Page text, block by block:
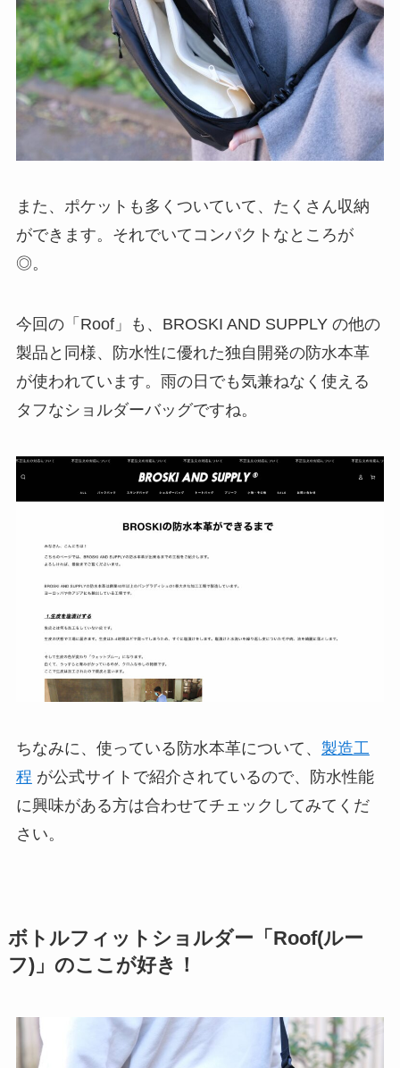
また、ポケットも多くついていて、たくさん収納
ができます。それでいてコンパクトなところが
◎。
今回の「Roof」も、BROSKI AND SUPPLY の他の
製品と同様、防水性に優れた独自開発の防水本革
が使われています。雨の日でも気兼ねなく使える
タフなショルダーバッグですね。
ちなみに、使っている防水本革について、 製造工
程 が公式サイトで紹介されているので、防水性能
に興味がある方は合わせてチェックしてみてくだ
さい。
ボトルフィットショルダー「Roof(ルー
フ)」のここが好き！